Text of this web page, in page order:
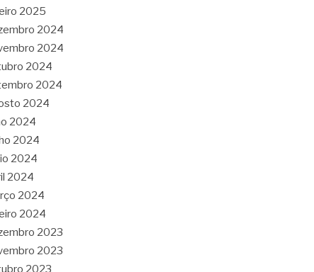
2025
2024
2024
2024
2024
2024
2024
2024
2024
2024
2024
2024
2023
2023
2023